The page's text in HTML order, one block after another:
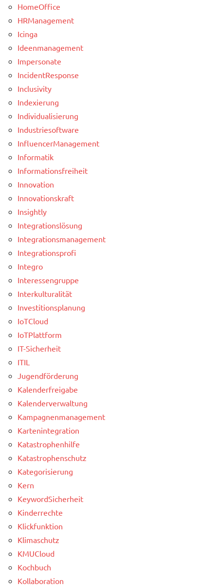
HomeOffice
HRManagement
Icinga
Ideenmanagement
Impersonate
IncidentResponse
Inclusivity
Indexierung
Individualisierung
Industriesoftware
InfluencerManagement
Informatik
Informationsfreiheit
Innovation
Innovationskraft
Insightly
Integrationslösung
Integrationsmanagement
Integrationsprofi
Integro
Interessengruppe
Interkulturalität
Investitionsplanung
IoTCloud
IoTPlattform
IT-Sicherheit
ITIL
Jugendförderung
Kalenderfreigabe
Kalenderverwaltung
Kampagnenmanagement
Kartenintegration
Katastrophenhilfe
Katastrophenschutz
Kategorisierung
Kern
KeywordSicherheit
Kinderrechte
Klickfunktion
Klimaschutz
KMUCloud
Kochbuch
Kollaboration